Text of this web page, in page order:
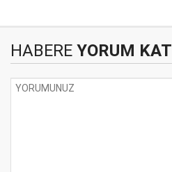
HABERE YORUM KAT